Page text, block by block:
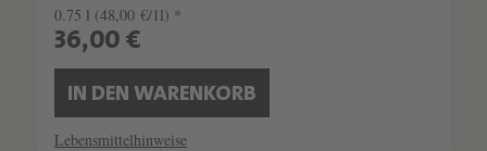
0.75 l (48,00 €/1l) *
36,00 €
IN DEN WARENKORB
Lebensmittelhinweise